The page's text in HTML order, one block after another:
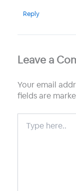
Reply
Leave a
Your email
fields are
here..